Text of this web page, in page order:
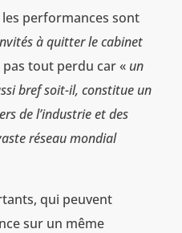
performances sont
à quitter le cabinet
pas tout perdu car « un
bref soit-il, constitue un
de l’industrie et des
réseau mondial
qui peuvent
sur un même